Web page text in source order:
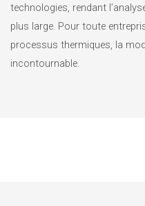
technologies, rendant
plus large. Pour toute
processus thermiques, la
incontournable.